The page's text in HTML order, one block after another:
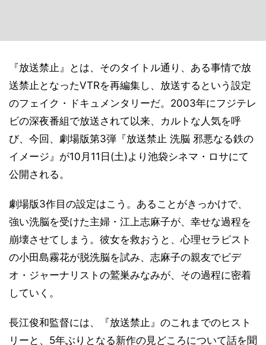
『放送禁止』とは、そのタイトル通り、ある事情で放
送禁止となったVTRを再編集し、放送するという設定
のフェイク・ドキュメンタリーだ。2003年にフジテレ
ビの深夜番組で放送されて以来、カルトな人気を呼
び、今回、劇場版第3弾『放送禁止 洗脳 邪悪なる鉄の
イメージ』が10月11日(土)より池袋シネマ・ロサにて
公開される。
劇場版3作目の設定はこう。あることがきっかけで、
強い洗脳を受けた主婦・江上志麻子が、幸せな過程を
崩壊させてしまう。彼女を救おうと、心理セラピスト
の小田島霧花が脱洗脳を試み、志麻子の親友でビデ
オ・ジャーナリストの鷲巣みなみが、その過程に密着
していく。
長江俊和監督には、『放送禁止』のこれまでのヒスト
リーと、5年ぶりとなる新作の見どころについて話を聞